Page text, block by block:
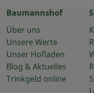
Baumannshof
Über uns
Unsere Werte
Unser Hofladen
Blog & Aktuelles
Trinkgeld online